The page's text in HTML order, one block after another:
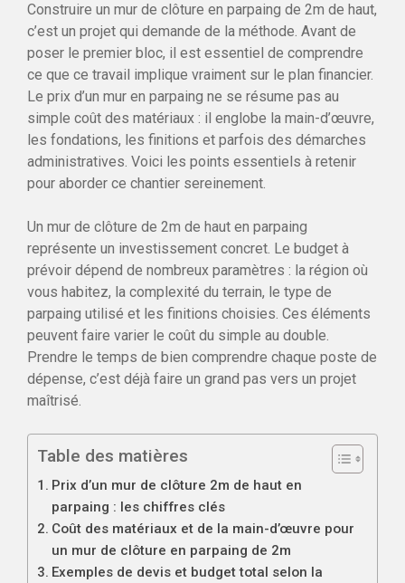
Construire un mur de clôture en parpaing de 2m de haut,
c’est un projet qui demande de la méthode. Avant de
poser le premier bloc, il est essentiel de comprendre
ce que ce travail implique vraiment sur le plan financier.
Le prix d’un mur en parpaing ne se résume pas au
simple coût des matériaux : il englobe la main-d’œuvre,
les fondations, les finitions et parfois des démarches
administratives. Voici les points essentiels à retenir
pour aborder ce chantier sereinement.
Un mur de clôture de 2m de haut en parpaing
représente un investissement concret. Le budget à
prévoir dépend de nombreux paramètres : la région où
vous habitez, la complexité du terrain, le type de
parpaing utilisé et les finitions choisies. Ces éléments
peuvent faire varier le coût du simple au double.
Prendre le temps de bien comprendre chaque poste de
dépense, c’est déjà faire un grand pas vers un projet
maîtrisé.
Table des matières
Prix d’un mur de clôture 2m de haut en
parpaing : les chiffres clés
Coût des matériaux et de la main-d’œuvre pour
un mur de clôture en parpaing de 2m
Exemples de devis et budget total selon la